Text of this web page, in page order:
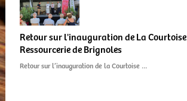
Retour sur l'inauguration de La Courtoise
Ressourcerie de Brignoles
Retour sur l’inauguration de la Courtoise …